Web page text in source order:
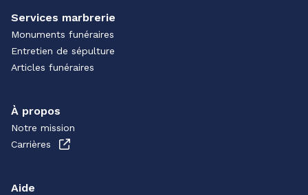
Services marbrerie
Monuments funéraires
Entretien de sépulture
Articles funéraires
À propos
Notre mission
Carrières
Aide